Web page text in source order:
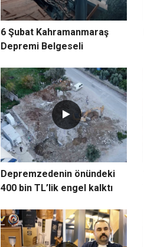
6 Şubat Kahramanmaraş
Depremi Belgeseli
Depremzedenin önündeki
400 bin TL’lik engel kalktı